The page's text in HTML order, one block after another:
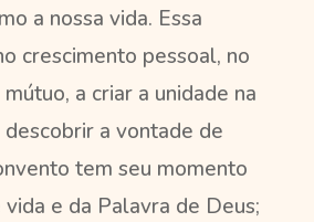
a nossa vida. Essa
crescimento pessoal, no
a criar a unidade na
a vontade de
tem seu momento
e da Palavra de Deus;